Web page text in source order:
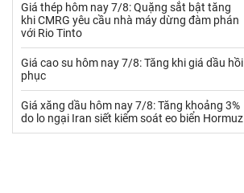
Xi măng - Clynker
Giá thép hôm nay 7/8: Quặng sắt bật tăng
khi CMRG yêu cầu nhà máy dừng đàm phán
với Rio Tinto
Giá cao su hôm nay 7/8: Tăng khi giá dầu hồi
phục
Giá xăng dầu hôm nay 7/8: Tăng khoảng 3%
do lo ngại Iran siết kiểm soát eo biển Hormuz